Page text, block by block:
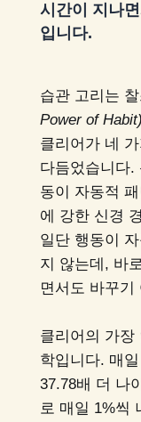
시간이 지나
입니다.
습관 고리는
Power of Habit)
클리어가 네
다듬었습니다.
동이 자동적
에 강한 신경
일단 행동이
지 않는데, 바
면서도 바꾸기
클리어의 가장
학입니다. 매
37.78배 더 나
로 매일 1%씩